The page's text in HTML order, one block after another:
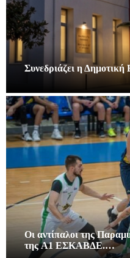
Συνεδριάζει η
Οι αντίπαλοι της
της A1 ΕΣΚΑΒΔΕ.…